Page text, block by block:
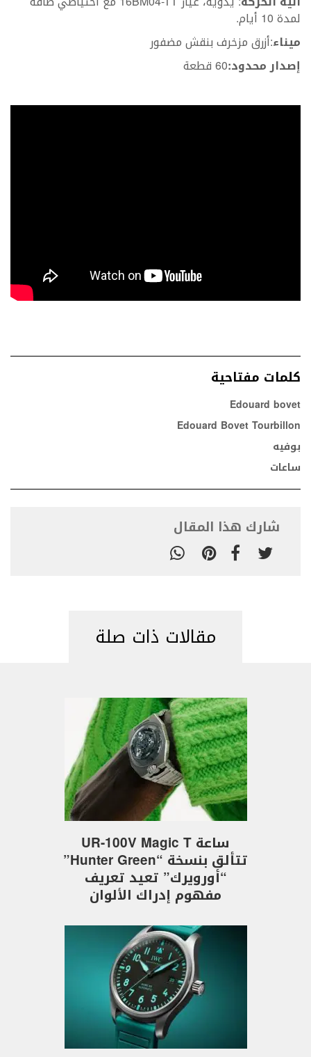
لمدة 10 أيام.
ميناء:أزرق مزخرف بنقش مضفور
إصدار محدود:60 قطعة
كلمات مفتاحية
Edouard bovet
Edouard Bovet Tourbillon
بوفيه
ساعات
شارك هذا المقال
مقالات ذات صلة
ساعة UR-100V Magic T
تتألق بنسخة “Hunter Green”
“أورويرك” تعيد تعريف
مفهوم إدراك الألوان